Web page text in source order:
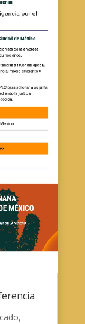
,